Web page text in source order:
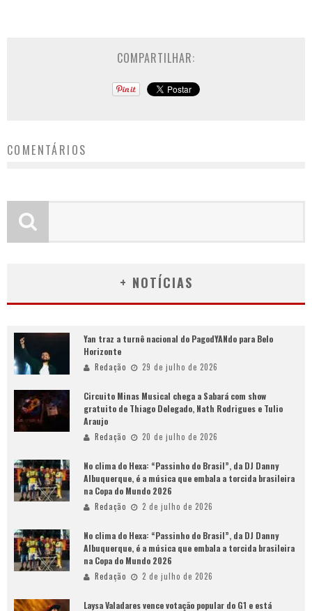
COMPARTILHAR:
COMENTÁRIOS
+ NOTÍCIAS
Yan traz a turnê nacional do PagodYANdo para Belo
Horizonte
Redação 29 de julho de 2026
Circuito Minas Musical chega a Sabará com show
gratuito de Thiago Delegado, Nath Rodrigues e Tulio
Araujo
Redação 20 de julho de 2026
No clima do Hexa: “Passinho do Brasil”, da DJ Danny
Albuquerque, é a música que embala a torcida brasileira
na Copa do Mundo 2026
Redação 2 de julho de 2026
No clima do Hexa: “Passinho do Brasil”, da DJ Danny
Albuquerque, é a música que embala a torcida brasileira
na Copa do Mundo 2026
Redação 2 de julho de 2026
Laysa Valadares vence votação popular do G1 e está